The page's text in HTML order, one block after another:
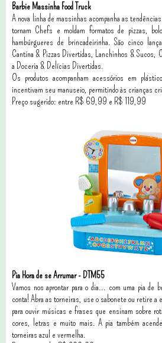
Barbie Massinha Food Truck
A nova linha de massinhas acompanha as
tornam Chefs e moldam formatos de pizzas,
hambúrgueres de brincadeirinha. São cinco
Cantina & Pizzas Divertidas, Lanchinhos & Sucos,
a Doceria & Delícias Divertidas.
Os produtos acompanham acessórios em
incentivam seu manuseio, permitindo às crianças
Preço sugerido: entre R$ 69,99 e R$ 119,99
Pia Hora de se Arrumar - DTM55
Vamos nos aprontar para o dia... com uma pia de
conta! Abra as torneiras, use o sabonete ou retire a
para ouvir músicas e frases que ensinam sobre
cores, letras e muito mais. A pia também
torneiras azul e vermelha.